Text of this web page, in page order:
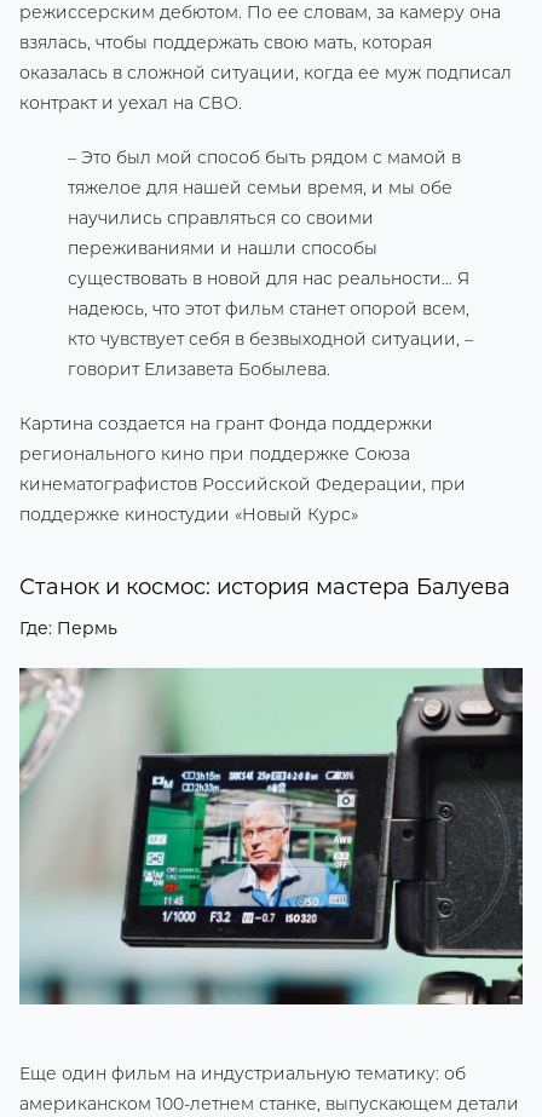
режиссерским дебютом. По ее словам, за камеру она
взялась, чтобы поддержать свою мать, которая
оказалась в сложной ситуации, когда ее муж подписал
контракт и уехал на СВО.
– Это был мой способ быть рядом с мамой в
тяжелое для нашей семьи время, и мы обе
научились справляться со своими
переживаниями и нашли способы
существовать в новой для нас реальности… Я
надеюсь, что этот фильм станет опорой всем,
кто чувствует себя в безвыходной ситуации, –
говорит Елизавета Бобылева.
Картина создается на грант Фонда поддержки
регионального кино при поддержке Союза
кинематографистов Российской Федерации, при
поддержке киностудии «Новый Курс»
Станок и космос: история мастера Балуева
Где: Пермь
Еще один фильм на индустриальную тематику: об
американском 100-летнем станке, выпускающем детали